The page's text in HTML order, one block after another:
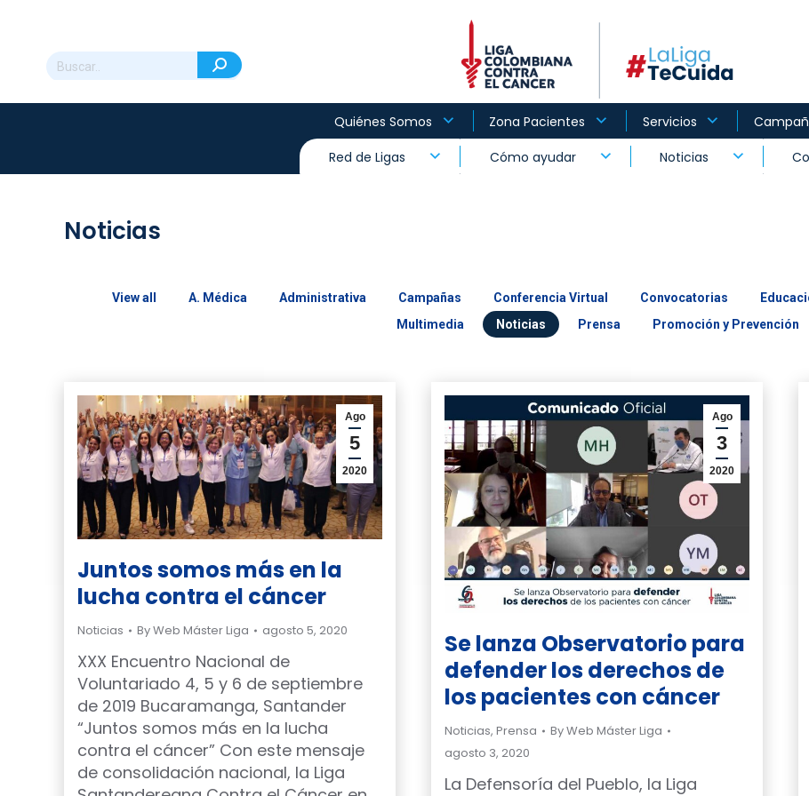
Quiénes Somos Zona Pacientes Servicios
Red de Ligas
Cómo ayudar Noticias
Noticias
View all A. Médica Administrativa Campañas Conferencia Virtual Convocatorias
Multimedia
Noticias Prensa Promoción y Prevención
Ago
5
2020
Juntos somos más en la
lucha contra el cáncer
Noticias ByWeb Máster Liga agosto 5, 2020
XXX Encuentro Nacional de
Voluntariado 4, 5 y 6 de septiembre
de 2019 Bucaramanga, Santander
“Juntos somos más en la lucha
contra el cáncer” Con este mensaje
de consolidación nacional, la Liga
Ago
3
2020
Se lanza Observatorio para
defender los derechos de
los pacientes con cáncer
Noticias, Prensa ByWeb Máster Liga
agosto 3, 2020
La Defensoría del Pueblo, la Liga